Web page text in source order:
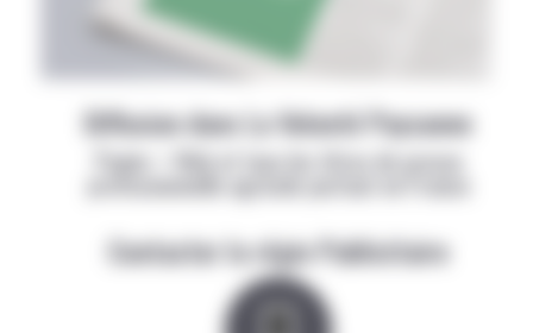
Diffusion dans La Volonté Paysanne
Papier + Web et tous les titres de presse
Contacter la régie Publicitaire